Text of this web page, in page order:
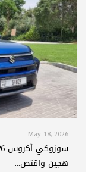
May 18, 2026
هجين واقتص...